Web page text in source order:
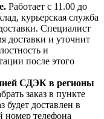
Работает с 11.00 до
курьерская служба
Специалист
доставки и уточнит
и
после этого
СДЭК в регионы
заказ в пункте
будет доставлен в
телефона